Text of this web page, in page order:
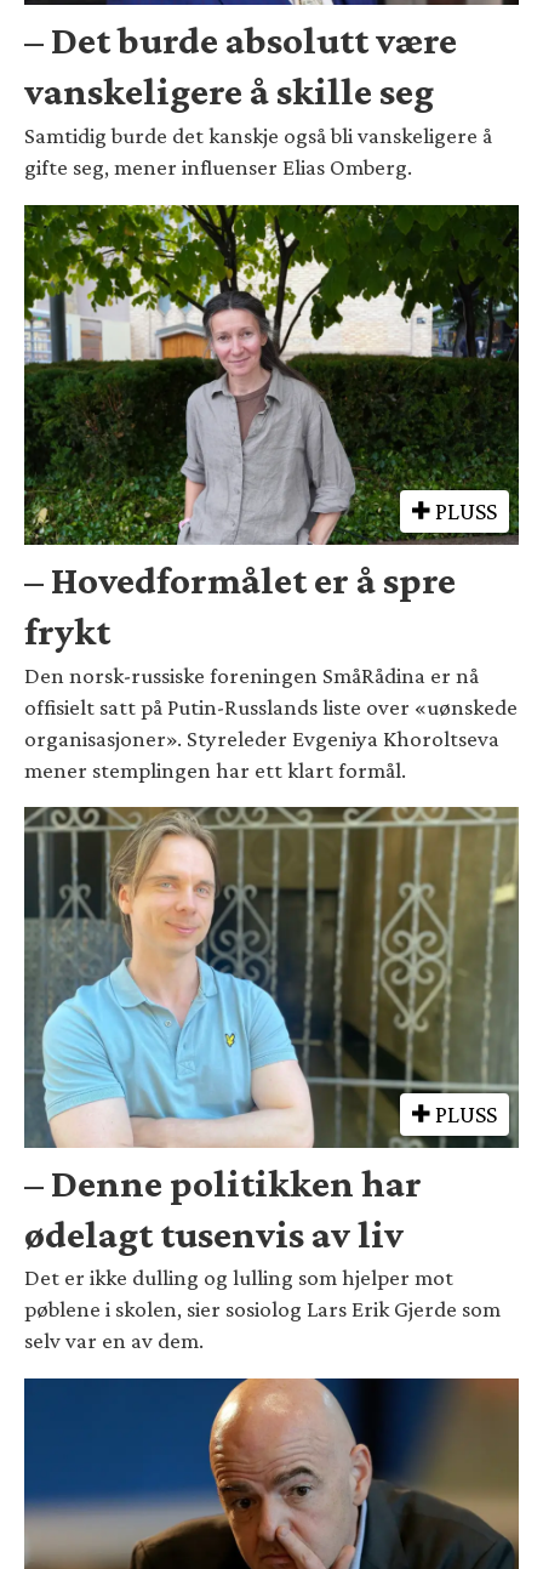
– Det burde absolutt være
vanskeligere å skille seg
Samtidig burde det kanskje også bli vanskeligere å
gifte seg, mener influenser Elias Omberg.
PLUSS
– Hovedformålet er å spre
frykt
Den norsk-russiske foreningen SmåRådina er nå
offisielt satt på Putin-Russlands liste over «uønskede
organisasjoner». Styreleder Evgeniya Khoroltseva
mener stemplingen har ett klart formål.
PLUSS
– Denne politikken har
ødelagt tusenvis av liv
Det er ikke dulling og lulling som hjelper mot
pøblene i skolen, sier sosiolog Lars Erik Gjerde som
selv var en av dem.